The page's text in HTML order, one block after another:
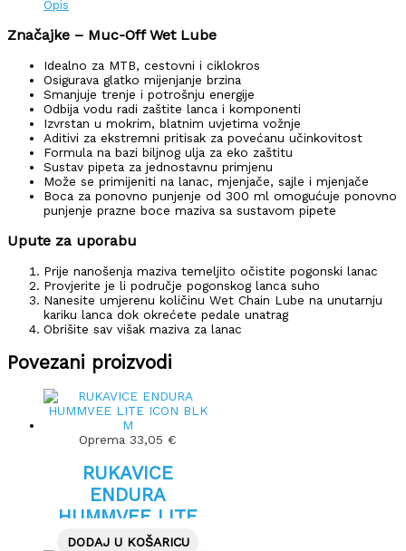
Opis
Značajke – Muc-Off Wet Lube
Idealno za MTB, cestovni i ciklokros
Osigurava glatko mijenjanje brzina
Smanjuje trenje i potrošnju energije
Odbija vodu radi zaštite lanca i komponenti
Izvrstan u mokrim, blatnim uvjetima vožnje
Aditivi za ekstremni pritisak za povećanu učinkovitost
Formula na bazi biljnog ulja za eko zaštitu
Sustav pipeta za jednostavnu primjenu
Može se primijeniti na lanac, mjenjače, sajle i mjenjače
Boca za ponovno punjenje od 300 ml omogućuje ponovno
punjenje prazne boce maziva sa sustavom pipete
Upute za uporabu
Prije nanošenja maziva temeljito očistite pogonski lanac
Provjerite je li područje pogonskog lanca suho
Nanesite umjerenu količinu Wet Chain Lube na unutarnju
kariku lanca dok okrećete pedale unatrag
Obrišite sav višak maziva za lanac
Povezani proizvodi
Oprema 33,05 €
RUKAVICE
ENDURA
HUMMVEE LITE
ICON BLK M
DODAJ U KOŠARICU